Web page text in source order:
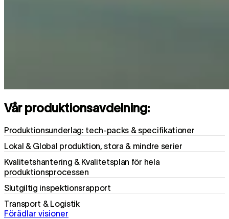
Vår produktionsavdelning:
Produktionsunderlag: tech-packs & specifikationer
Lokal & Global produktion, stora & mindre serier
Kvalitetshantering & Kvalitetsplan för hela
produktionsprocessen
Slutgiltig inspektionsrapport
Transport & Logistik
Förädlar visioner